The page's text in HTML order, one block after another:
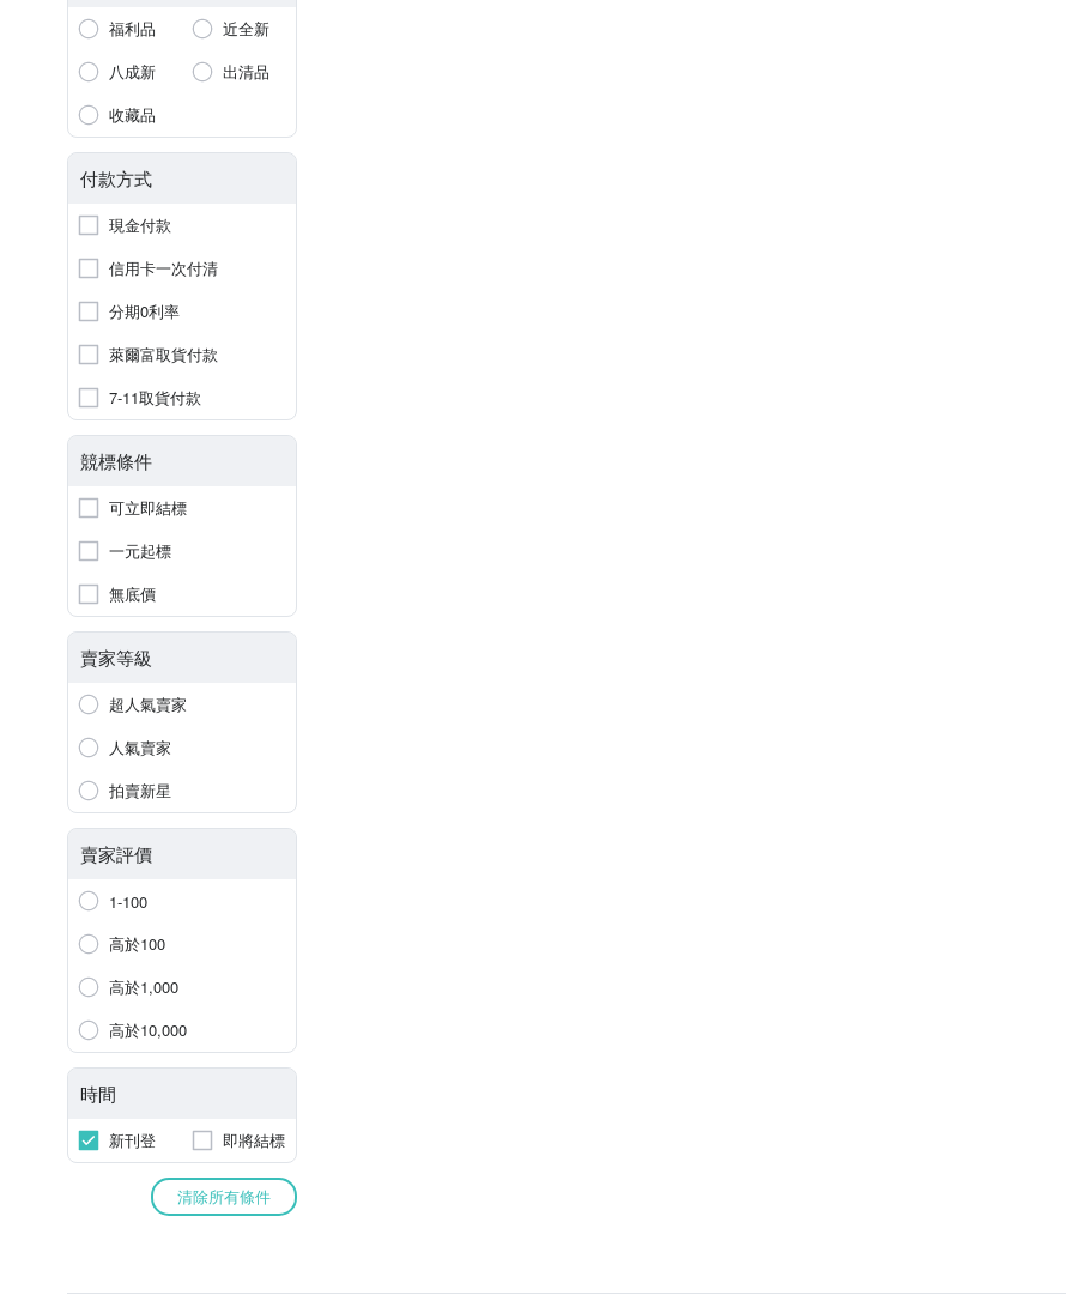
福利品
近全新
八成新
出清品
收藏品
付款方式
現金付款
信用卡一次付清
分期0利率
萊爾富取貨付款
7-11取貨付款
競標條件
可立即結標
一元起標
無底價
賣家等級
超人氣賣家
人氣賣家
拍賣新星
賣家評價
1-100
高於100
高於1,000
高於10,000
時間
新刊登 即將結標
清除所有條件